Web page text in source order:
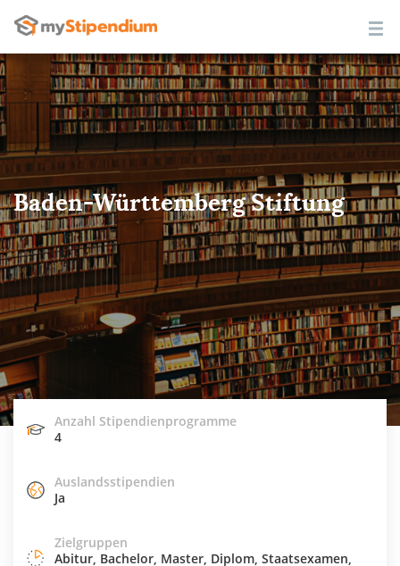
Baden-Württemberg Stiftung
Anzahl Stipendienprogramme
4
Auslandsstipendien
Ja
Zielgruppen
Abitur, Bachelor, Master, Diplom, Staatsexamen,